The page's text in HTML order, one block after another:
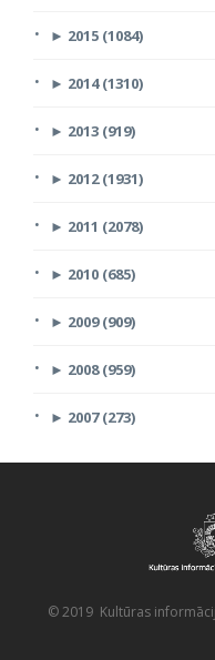
► 2015 (1084)
► 2014 (1310)
► 2013 (919)
► 2012 (1931)
► 2011 (2078)
► 2010 (685)
► 2009 (909)
► 2008 (959)
► 2007 (273)
© 2019 Kultūras